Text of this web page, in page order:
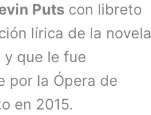
Puts con libreto
lírica de la novela
y que le fue
por la Ópera de
en 2015.